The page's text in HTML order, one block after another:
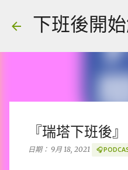
下班後開
『瑞塔下班後
日期： 9月 18, 2021